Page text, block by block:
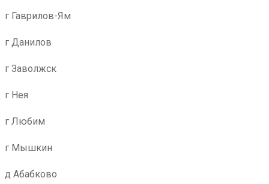
г Гаврилов-Ям
г Данилов
г Заволжск
г Нея
г Любим
г Мышкин
д Абабково